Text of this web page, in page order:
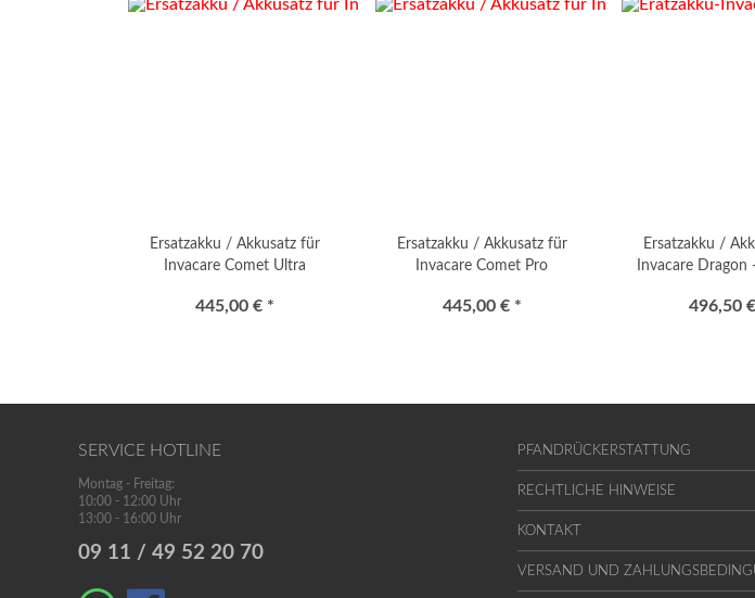
Ersatzakku / Akkusatz für
Invacare Comet Ultra
445,00 € *
Ersatzakku / Akkusatz für
Invacare Comet Pro
445,00 € *
Ersatzakku /
Invacare Dragon
496,50
SERVICE HOTLINE
Montag - Freitag:
10:00 - 12:00 Uhr
13:00 - 16:00 Uhr
09 11 / 49 52 20 70
PFANDRÜCKERSTATTUNG
RECHTLICHE HINWEISE
KONTAKT
VERSAND UND